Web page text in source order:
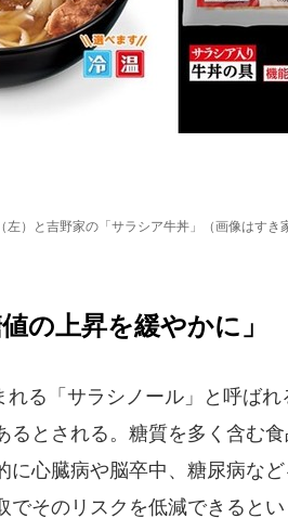
）と吉野家の「サラシア牛丼」（画像はすき
の上昇を緩やかに」
る「サラシノール」と呼ば
るとされる。糖質を多く含む
に心臓病や脳卒中、糖尿病な
でそのリスクを低減できると